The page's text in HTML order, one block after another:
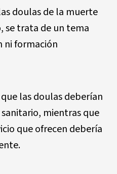
doulas de la muerte
se trata de un tema
ni formación
las doulas deberían
mientras que
que ofrecen debería